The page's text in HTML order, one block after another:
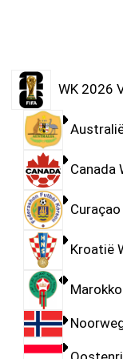
WK 2026
Canada
Kroatië